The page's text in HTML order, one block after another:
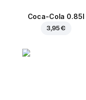
Coca-Cola 0.85l
3,95 €